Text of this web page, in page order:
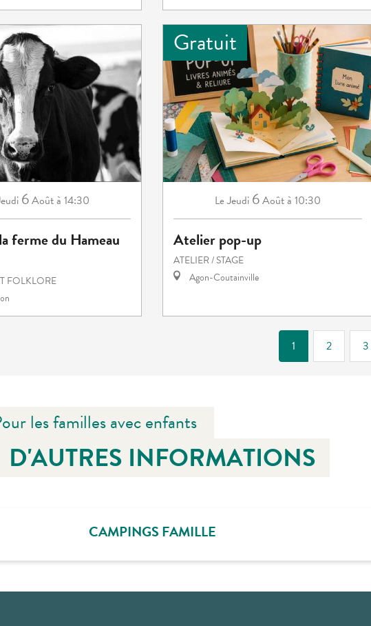
6Aoûtà 14:30
ferme du Hameau
FOLKLORE
Gratuit
LeJeudi 6Aoûtà 10:30
Atelier pop-up
ATELIER / STAGE
Agon-Coutainville
1 2 3
les familles avec enfants
D'AUTRES INFORMATIONS
CAMPINGS FAMILLE